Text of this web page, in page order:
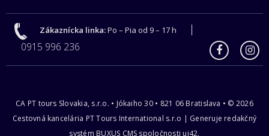
Zákaznícka linka:Po – Pia od 9 – 17 h
0915 996 236
CA PT tours Slovakia, s.r.o. • Jókaiho 30 • 821 06 Bratislava • © 2026
Cestovná kancelária PT Tours International s.r.o | Generuje redakčný
systém BUXUS CMS spoločnosti ui42.